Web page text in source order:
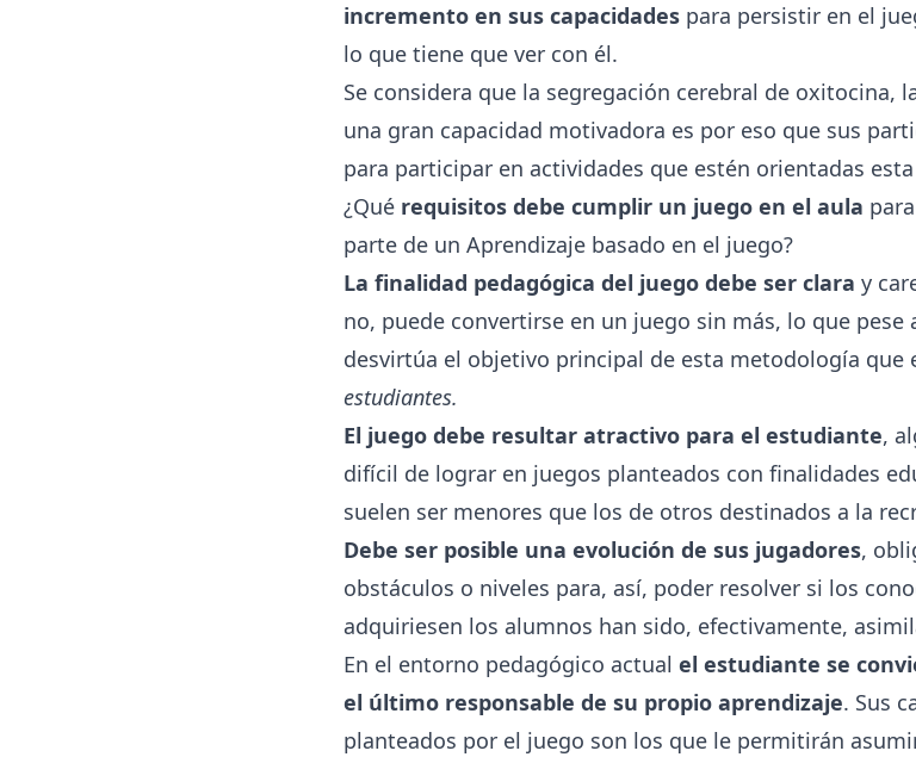
incremento en sus capacidades para persistir en el
lo que tiene que ver con él.
Se considera que la segregación cerebral de oxitocina,
una gran capacidad motivadora es por eso que sus
para participar en actividades que estén orientadas
¿Qué requisitos debe cumplir un juego en el aula
parte de un Aprendizaje basado en el juego?
La finalidad pedagógica del juego debe ser clara y
no, puede convertirse en un juego sin más, lo que pese
desvirtúa el objetivo principal de esta metodología que
estudiantes.
El juego debe resultar atractivo para el estudiante,
difícil de lograr en juegos planteados con finalidades
suelen ser menores que los de otros destinados a la
Debe ser posible una evolución de sus jugadores,
obstáculos o niveles para, así, poder resolver si los
adquiriesen los alumnos han sido, efectivamente,
En el entorno pedagógico actual el estudiante se
el último responsable de su propio aprendizaje. Sus
planteados por el juego son los que le permitirán